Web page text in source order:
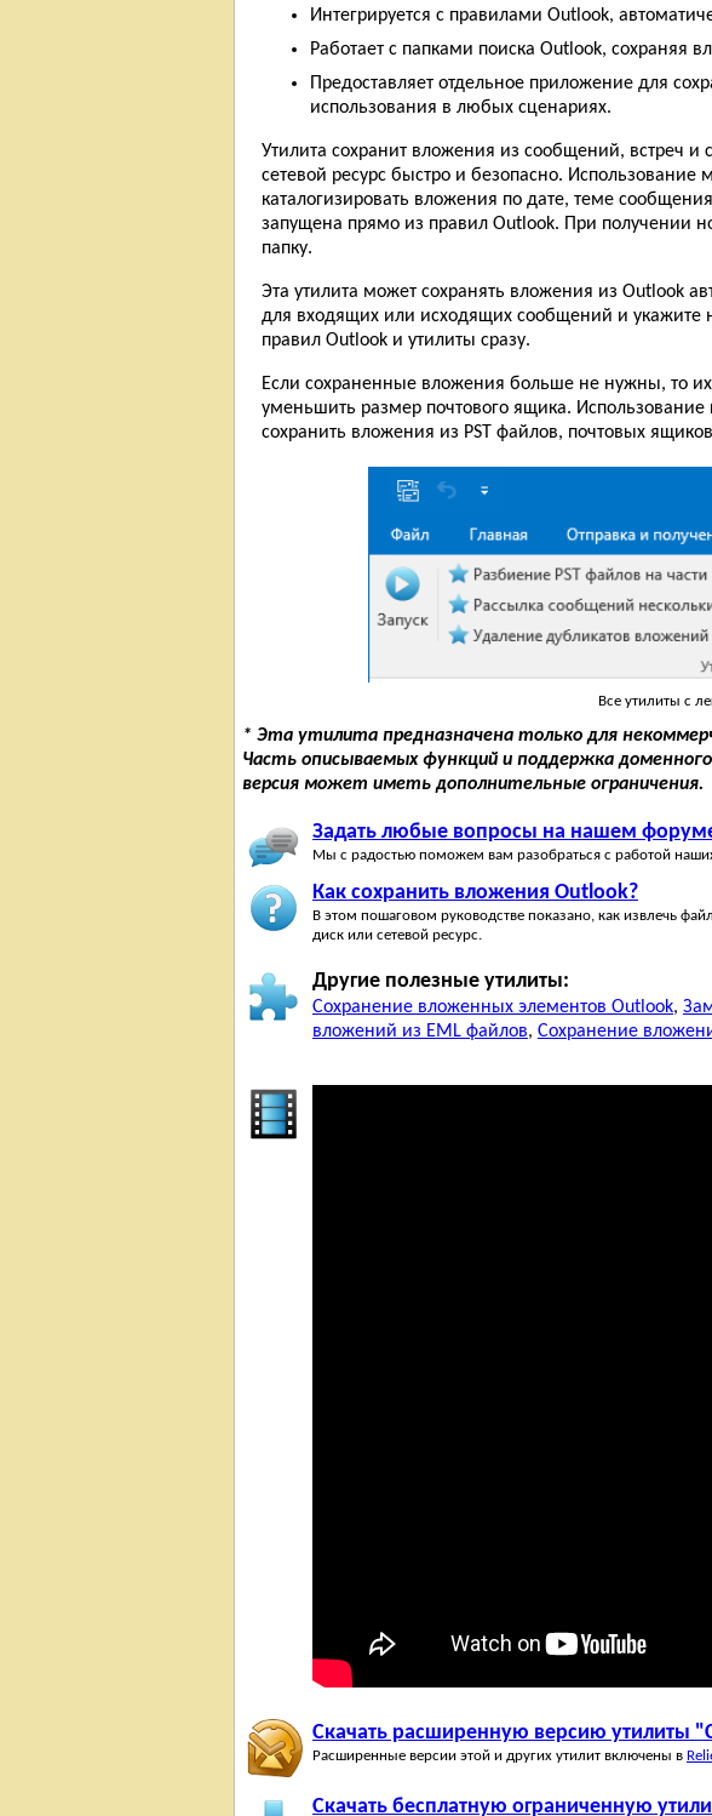
Интегрируется с правилами Outlook,
Работает с папками поиска Outlook,
Предоставляет отдельное приложение для
использования в любых сценариях.
Утилита сохранит вложения из сообщений, встреч и
сетевой ресурс быстро и безопасно.
каталогизировать вложения по дате, теме
запущена прямо из правил Outlook. При получении
папку.
Эта утилита может сохранять вложения из Outlook
для входящих или исходящих сообщений и укажите
правил Outlook и утилиты сразу.
Если сохраненные вложения больше не нужны, то
уменьшить размер почтового ящика.
сохранить вложения из PST файлов, почтовых
Все утилиты с
* Эта утилита предназначена только для
Часть описываемых функций и поддержка
версия может иметь дополнительные ограничения.
Задать любые вопросы на нашем
Мы с радостью поможем вам разобраться с работой
Как сохранить вложения Outlook?
В этом пошаговом руководстве показано, как извлечь
диск или сетевой ресурс.
Другие полезные утилиты:
Сохранение вложенных элементов Outlook,
вложений из EML файлов, Сохранение
Скачать расширенную версию утилиты
Расширенные версии этой и других утилит включены в
Скачать бесплатную ограниченную